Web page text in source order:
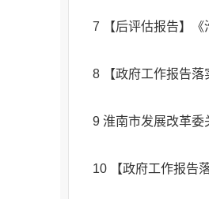
7 【后评估报告】
8 【政府工作报告
9 淮南市发展改革委
10 【政府工作报告